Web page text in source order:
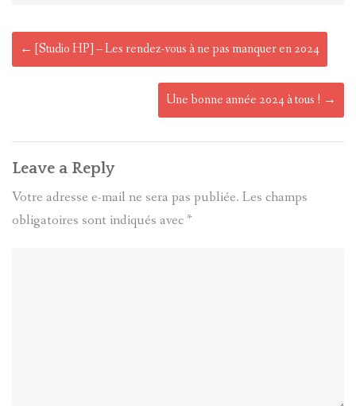
Post
navigation
← [Studio HP] – Les rendez-vous à ne pas manquer en 2024
Une bonne année 2024 à tous ! →
Leave a Reply
Votre adresse e-mail ne sera pas publiée. Les champs
obligatoires sont indiqués avec*